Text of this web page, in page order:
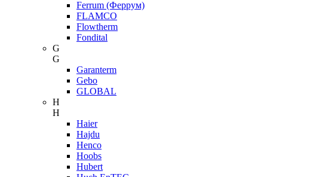
Ferrum (Феррум)
FLAMCO
Flowtherm
Fondital
G
G
Garanterm
Gebo
GLOBAL
H
H
Haier
Hajdu
Henco
Hoobs
Hubert